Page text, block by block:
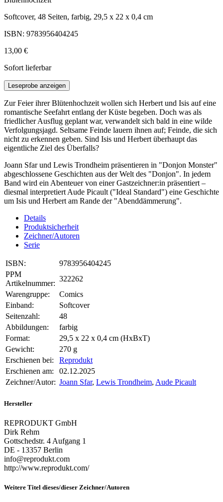
Softcover, 48 Seiten, farbig, 29,5 x 22 x 0,4 cm
ISBN: 9783956404245
13,00 €
Sofort lieferbar
Leseprobe anzeigen
Zur Feier ihrer Blütenhochzeit wollen sich Herbert und Isis auf eine
romantische Seefahrt entlang der Küste begeben. Doch was als
friedlicher Ausflug geplant war, verwandelt sich bald in eine wilde
Verfolgungsjagd. Seltsame Feinde lauern ihnen auf; Feinde, die sich
nicht zu erkennen geben. Sind Isis und Herbert überhaupt das
eigentliche Ziel des Überfalls?
Joann Sfar und Lewis Trondheim präsentieren in "Donjon Monster"
abgeschlossene Geschichten aus der Welt des "Donjon". In jedem
Band wird ein Abenteuer von einer Gastzeichner:in präsentiert –
diesmal interpretiert Aude Picault ("Ideal Standard") eine Geschichte
um Isis und Herbert am Rande der "Abenddämmerung".
Details
Produktsicherheit
Zeichner/Autoren
Serie
ISBN:
9783956404245
PPM
Artikelnummer:
322262
Warengruppe:
Comics
Einband:
Softcover
Seitenzahl:
48
Abbildungen:
farbig
Format:
29,5 x 22 x 0,4 cm (HxBxT)
Gewicht:
270 g
Erschienen bei:
Reprodukt
Erschienen am:
02.12.2025
Zeichner/Autor: Joann Sfar, Lewis Trondheim, Aude Picault
Hersteller
REPRODUKT GmbH
Dirk Rehm
Gottschedstr. 4 Aufgang 1
DE - 13357 Berlin
info@reprodukt.com
http://www.reprodukt.com/
Weitere Titel dieses/dieser Zeichner/Autoren